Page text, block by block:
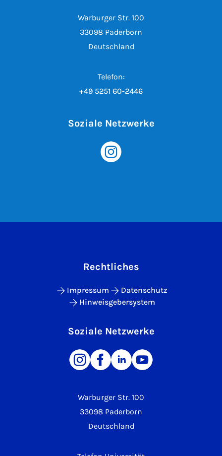
Warburger Str. 100
33098 Paderborn
Deutschland
Telefon:
+49 5251 60-2446
Soziale Netzwerke
Warburger Str. 100
33098 Paderborn
Deutschland
Rechtliches
Impressum
Datenschutz
Hinweisgebersystem
Soziale Netzwerke